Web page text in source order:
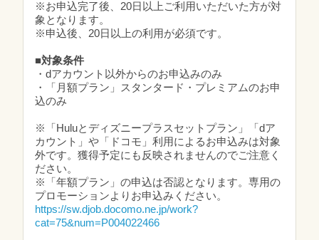
※お申込完了後、20日以上ご利用いただいた方が対
象となります。
※申込後、20日以上の利用が必須です。
■対象条件
・dアカウント以外からのお申込みのみ
・「月額プラン」スタンタード・プレミアムのお申
込のみ
※「Huluとディズニープラスセットプラン」「dア
カウント」や「ドコモ」利用によるお申込みは対象
外です。獲得予定にも反映されませんのでご注意く
ださい。
※「年額プラン」の申込は否認となります。専用の
プロモーションよりお申込みください。
https://sw.djob.docomo.ne.jp/work?
cat=75&num=P004022466